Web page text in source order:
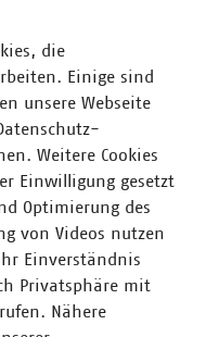
TK
ABFALLWIRTSCHAFT
die
Einige sind
unsere Webseite
Weitere Cookies
Einwilligung gesetzt
Optimierung des
von Videos nutzen
Einverständnis
Privatsphäre mit
Nähere